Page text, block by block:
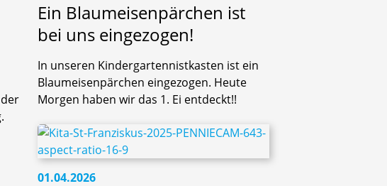
Ein Blaumeisenpärchen ist
bei uns eingezogen!
In unseren Kindergartennistkasten ist ein
Blaumeisenpärchen eingezogen. Heute
Morgen haben wir das 1. Ei entdeckt!!
01.04.2026